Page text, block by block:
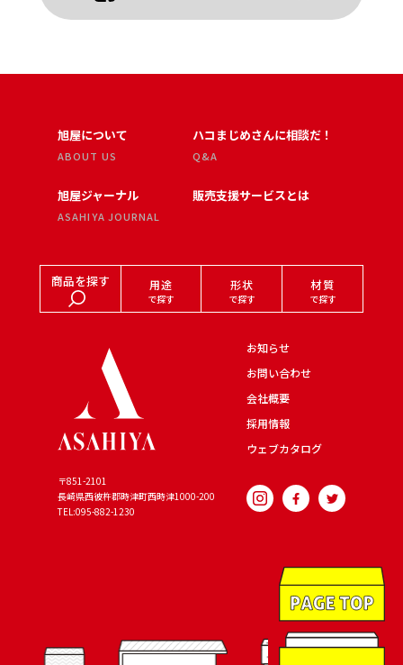
旭屋について
ABOUT US
旭屋ジャーナル
ASAHIYA JOURNAL
ハコまじめさんに相談だ！
Q&A
販売支援サービスとは
商品を探す 用途
で探す
形状
で探す
材質
で探す
〒851-2101
長崎県西彼杵郡時津町西時津1000-200
TEL:095-882-1230
お知らせ
お問い合わせ
会社概要
採用情報
ウェブカタログ